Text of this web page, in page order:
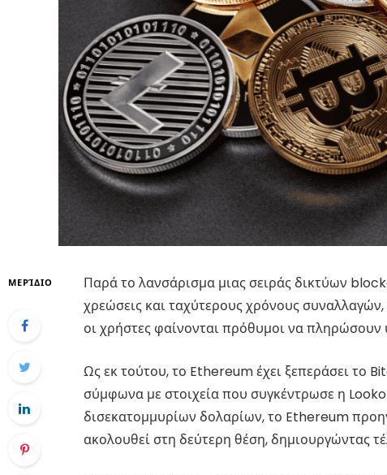
ΜΕΡΊΔΙΟ
Παρά το λανσάρισμα μιας σειράς δικτύων
χρεώσεις και ταχύτερους χρόνους
οι χρήστες φαίνονται πρόθυμοι να πληρώσουν
Ως εκ τούτου, το Ethereum έχει ξεπεράσει το
σύμφωνα με στοιχεία που συγκέντρωσε η
δισεκατομμυρίων δολαρίων, το Ethereum
ακολουθεί στη δεύτερη θέση, δημιουργώντας